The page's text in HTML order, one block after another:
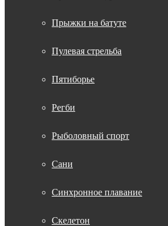
Прыжки на батуте
Пулевая стрельба
Пятиборье
Регби
Рыболовный спорт
Сани
Синхронное плавание
Скелетон